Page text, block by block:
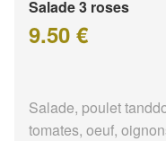
Salade 3 roses
9.50 €
Salade, poulet
tomates, oeuf,